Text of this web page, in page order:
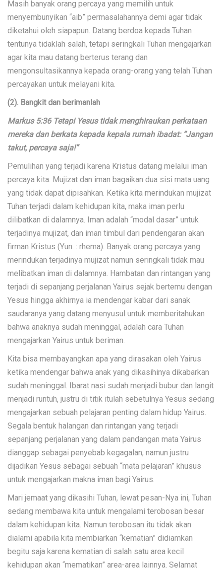
Masih banyak orang percaya yang memilih untuk
menyembunyikan “aib” permasalahannya demi agar tidak
diketahui oleh siapapun. Datang berdoa kepada Tuhan
tentunya tidaklah salah, tetapi seringkali Tuhan mengajarkan
agar kita mau datang berterus terang dan
mengonsultasikannya kepada orang-orang yang telah Tuhan
percayakan untuk melayani kita.
(2). Bangkit dan berimanlah
Markus 5:36 Tetapi Yesus tidak menghiraukan perkataan
mereka dan berkata kepada kepala rumah ibadat: “Jangan
takut, percaya saja!”
Pemulihan yang terjadi karena Kristus datang melalui iman
percaya kita. Mujizat dan iman bagaikan dua sisi mata uang
yang tidak dapat dipisahkan. Ketika kita merindukan mujizat
Tuhan terjadi dalam kehidupan kita, maka iman perlu
dilibatkan di dalamnya. Iman adalah “modal dasar” untuk
terjadinya mujizat, dan iman timbul dari pendengaran akan
firman Kristus (Yun. : rhema). Banyak orang percaya yang
merindukan terjadinya mujizat namun seringkali tidak mau
melibatkan iman di dalamnya. Hambatan dan rintangan yang
terjadi di sepanjang perjalanan Yairus sejak bertemu dengan
Yesus hingga akhirnya ia mendengar kabar dari sanak
saudaranya yang datang menyusul untuk memberitahukan
bahwa anaknya sudah meninggal, adalah cara Tuhan
mengajarkan Yairus untuk beriman.
Kita bisa membayangkan apa yang dirasakan oleh Yairus
ketika mendengar bahwa anak yang dikasihinya dikabarkan
sudah meninggal. Ibarat nasi sudah menjadi bubur dan langit
menjadi runtuh, justru di titik itulah sebetulnya Yesus sedang
mengajarkan sebuah pelajaran penting dalam hidup Yairus.
Segala bentuk halangan dan rintangan yang terjadi
sepanjang perjalanan yang dalam pandangan mata Yairus
dianggap sebagai penyebab kegagalan, namun justru
dijadikan Yesus sebagai sebuah “mata pelajaran” khusus
untuk mengajarkan makna iman bagi Yairus.
Mari jemaat yang dikasihi Tuhan, lewat pesan-Nya ini, Tuhan
sedang membawa kita untuk mengalami terobosan besar
dalam kehidupan kita. Namun terobosan itu tidak akan
dialami apabila kita membiarkan “kematian” didiamkan
begitu saja karena kematian di salah satu area kecil
kehidupan akan “mematikan” area-area lainnya. Selamat